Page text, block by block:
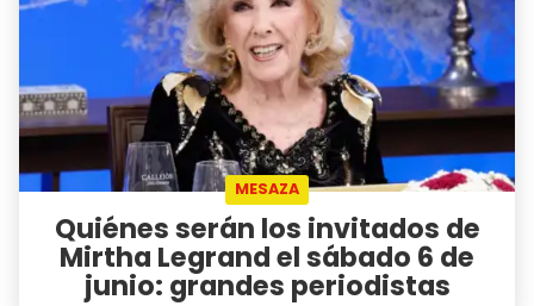
MESAZA
Quiénes serán los invitados de
Mirtha Legrand el sábado 6 de
junio: grandes periodistas